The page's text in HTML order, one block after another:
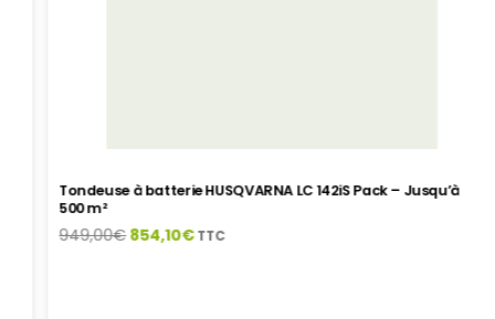
Tondeuse à batterie HUSQVARNA LC 142iS Pack – Jusqu’à
500 m²
949,00€Le
854,10€Le
TTC